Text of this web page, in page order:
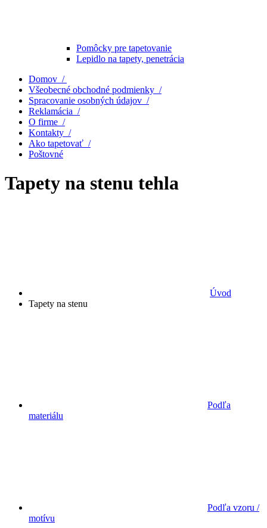
Pomôcky pre tapetovanie
Lepidlo na tapety, penetrácia
Domov /
Všeobecné obchodné podmienky /
Spracovanie osobných údajov /
Reklamácia /
O firme /
Kontakty /
Ako tapetovať /
Poštovné
Tapety na stenu tehla
Úvod
Tapety na stenu
Podľa
materiálu
Podľa vzoru /
motívu